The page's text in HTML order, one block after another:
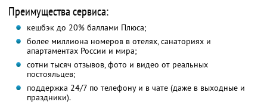
Преимущества сервиса:
кешбэк до 20% баллами Плюса;
более миллиона номеров в отелях, санаториях и
апартаментах России и мира;
сотни тысяч отзывов, фото и видео от реальных
постояльцев;
поддержка 24/7 по телефону и в чате (даже в выходные и
праздники).